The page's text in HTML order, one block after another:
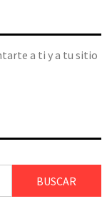
a ti y a tu sitio